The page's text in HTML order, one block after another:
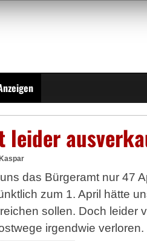
leider
das Bürgeramt nur 47
zum 1. April hätte
sollen. Doch leider
irgendwie verloren.